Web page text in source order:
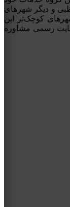
و دیگر شهرهای
کوچک‌تر این
رسمی مشاوره